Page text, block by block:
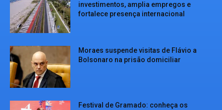
investimentos, amplia empregos e
fortalece presença internacional
Moraes suspende visitas de Flávio a
Bolsonaro na prisão domiciliar
Festival de Gramado: conheça os